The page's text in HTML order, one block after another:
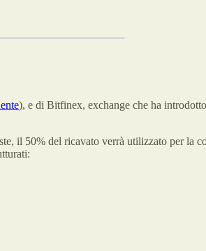
), e di Bitfinex, exchange che ha
il 50% del ricavato verrà utilizzato per la